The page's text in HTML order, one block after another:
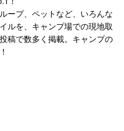
ープ、ペットなど、いろんな
ルを、キャンプ場での現地取
稿で数多く掲載。キャンプの